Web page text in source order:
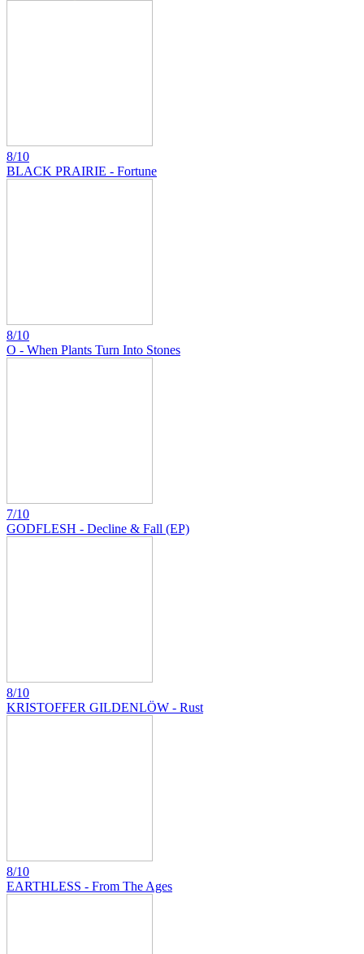
8/10
BLACK PRAIRIE - Fortune
8/10
O - When Plants Turn Into Stones
7/10
GODFLESH - Decline & Fall (EP)
8/10
KRISTOFFER GILDENLÖW - Rust
8/10
EARTHLESS - From The Ages